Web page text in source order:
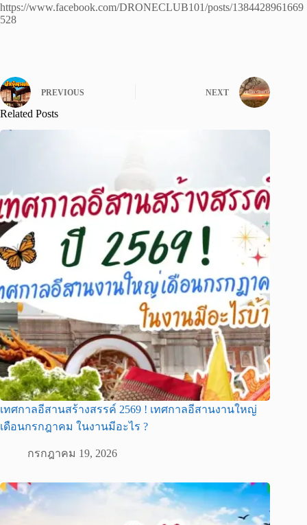
https://www.facebook.com/DRONECLUB101/posts/1384428961669
528
PREVIOUS NEXT
Related Posts
เทศกาลอีสานสร้างสรรค์ 2569 ! เทศกาลอีสานงานใหญ่
เดือนกรกฎาคม ในงานมีอะไร ?
กรกฎาคม 19, 2026